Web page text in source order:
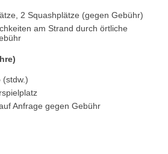
2 Squashplätze (gegen Gebühr)
am Strand durch örtliche
(stdw.)
Anfrage gegen Gebühr